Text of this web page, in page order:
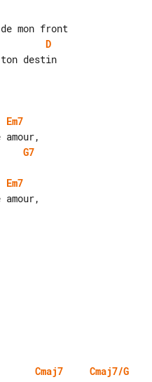
D
ton destin
Em7
G7
Em7
Cmaj7 Cmaj7/G